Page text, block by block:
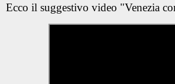
Ecco il suggestivo video "Venezia